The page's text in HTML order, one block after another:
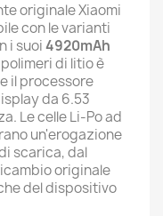
originale Xiaomi
con le varianti
i suoi4920mAh
di litio è
il processore
da 6.53
Le celle Li-Po ad
un'erogazione
scarica, dal
originale
del dispositivo